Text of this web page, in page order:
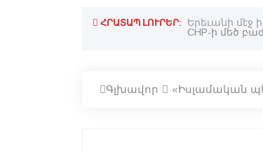
ՀՐԱՏԱՊ ԼՈՒՐԵՐ: Երեւանի մէջ
Գլխավոր «Իսլամական